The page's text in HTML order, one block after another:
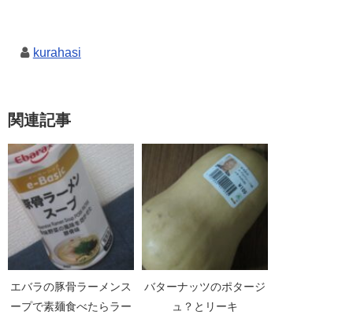
kurahasi
関連記事
エバラの豚骨ラーメンス
ープで素麺食べたらラー
バターナッツのポタージ
ュ？とリーキ